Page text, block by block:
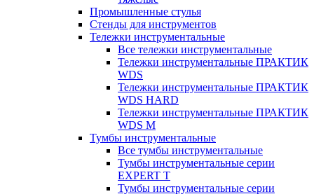
Промышленные стулья
Стенды для инструментов
Тележки инструментальные
Все тележки инструментальные
Тележки инструментальные ПРАКТИК
WDS
Тележки инструментальные ПРАКТИК
WDS HARD
Тележки инструментальные ПРАКТИК
WDS M
Тумбы инструментальные
Все тумбы инструментальные
Тумбы инструментальные серии
EXPERT T
Тумбы инструментальные серии